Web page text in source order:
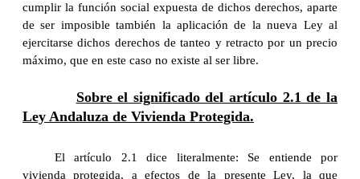
cumplir la función social expuesta de dichos derechos, aparte
de ser imposible también la aplicación de la nueva Ley al
ejercitarse dichos derechos de tanteo y retracto por un precio
máximo, que en este caso no existe al ser libre.
Sobre el significado del artículo 2.1 de la
Ley Andaluza de Vivienda Protegida.
El artículo 2.1 dice literalmente: Se entiende por
vivienda protegida, a efectos de la presente Ley, la que